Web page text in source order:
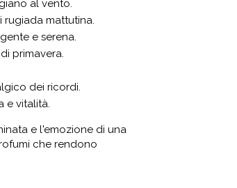
al vento.
rugiada mattutina.
e serena.
primavera.
dei ricordi.
e vitalità.
e l'emozione di una
che rendono